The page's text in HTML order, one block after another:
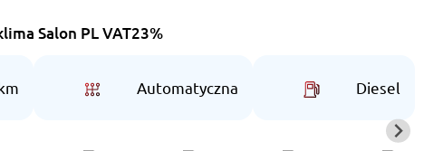
Salon PL VAT23%
Automatyczna Diesel